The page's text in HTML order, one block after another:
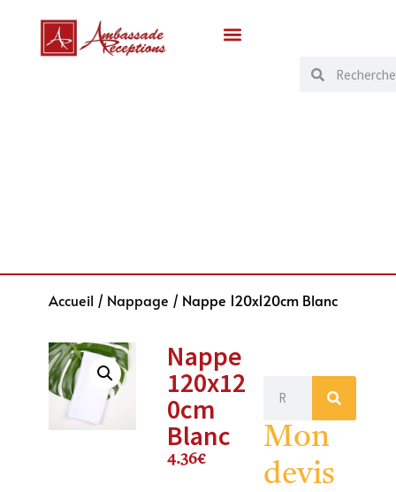
Accueil / Nappage / Nappe 120x120cm Blanc
Nappe
120x12
0cm
Blanc
4.36€
Mon
devis